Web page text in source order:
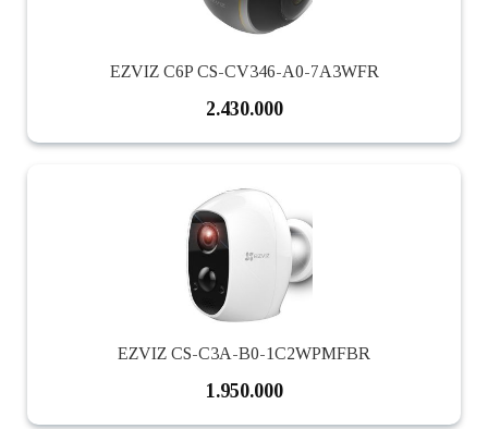
EZVIZ C6P CS-CV346-A0-7A3WFR
2.430.000
EZVIZ CS-C3A-B0-1C2WPMFBR
1.950.000